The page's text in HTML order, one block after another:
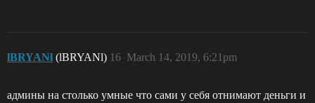
lBRYANl (lBRYANl) March 14, 2019, 6:21pm
16
админы на столько умные что сами у себя отнимают деньги и